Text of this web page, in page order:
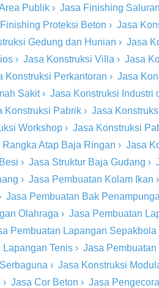
Publik › Jasa Finishing
Proteksi Beton › Jasa
Gedung dan Hunian › Jasa
› Jasa Konstruksi Villa › Jasa
Konstruksi Perkantoran › Jasa
Sakit› Jasa Konstruksi Industri
Konstruksi Pabrik › Jasa
Workshop › Jasa Konstruksi
Rangka Atap Baja Ringan › Jasa
› Jasa Struktur Baja Gudang ›
› Jasa Pembuatan Kolam Ikan ›
Jasa Pembuatan Bak
Olahraga › Jasa Pembuatan
Pembuatan Lapangan Sepakbola
Tenis › Jasa
› Jasa Konstruksi
› Jasa Cor Beton › Jasa